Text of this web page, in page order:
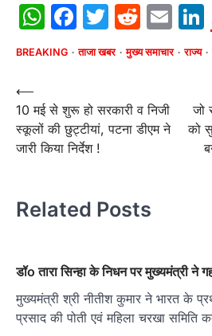
WhatsApp
Facebook
Twitter
BREAKING ताजा खबर मुख्य समाचार राज्य
Post
navigation
⟵
10 मई से शुरू हो सरकारी व निजी
स्कूलों की छुट्टीयां, पटना डीएम ने
जारी किया निर्देश !
जो
को
Related Posts
डॉo तारा सिन्हा के निधन पर मुख्यमंत्री ने
मुख्यमंत्री श्री नीतीश कुमार ने भारत के
प्रसाद की पोती एवं महिला चरखा